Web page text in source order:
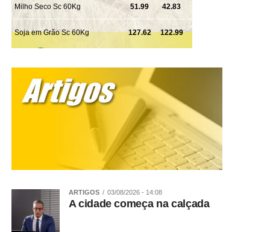
18h – Governança na Empresa Familiar/gestão dos
membros, filhos, sucessão no negócio – Safras e Cifras.
17h – Ordenha Oficial do 32º Torneio Leiteiro – Pavilhão
Pedro Neves
19h – Vitrine da Carne- SENAR MT – Peixe – NAC –
19h – Leilão Virtual – Centro de Eventos
20h – Rodeio – Arena João Poteiro
Logo após o rodeio Show Nacional – Eduardo Costa
ARTIGOS 03/08/2026 - 14:08
A cidade começa na calçada